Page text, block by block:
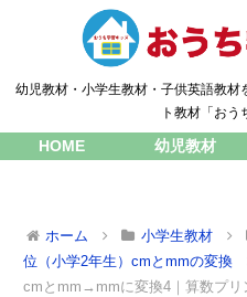
幼児教材・小学生教材・子供英語教
ト教材「おう
HOME 幼児教材
ホーム 小学生教材
位（小学2年生）cmとmmの変換
cmとmm→mmに変換4｜算数プリ